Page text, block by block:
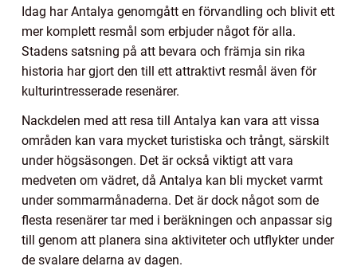
Idag har Antalya genomgått en förvandling och blivit ett
mer komplett resmål som erbjuder något för alla.
Stadens satsning på att bevara och främja sin rika
historia har gjort den till ett attraktivt resmål även för
kulturintresserade resenärer.
Nackdelen med att resa till Antalya kan vara att vissa
områden kan vara mycket turistiska och trångt, särskilt
under högsäsongen. Det är också viktigt att vara
medveten om vädret, då Antalya kan bli mycket varmt
under sommarmånaderna. Det är dock något som de
flesta resenärer tar med i beräkningen och anpassar sig
till genom att planera sina aktiviteter och utflykter under
de svalare delarna av dagen.